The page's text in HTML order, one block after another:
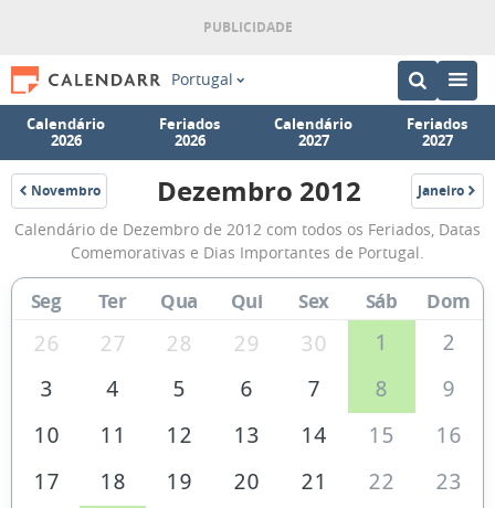
Portugal
Calendário
2026
Feriados
2026
Calendário
2027
Feriados
2027
Novembro
2012
Calendário
de
Dezembro
de
2012
Dezembro 2012 Janeiro
2013
Calendário de Dezembro de 2012 com todos os Feriados, Datas
Comemorativas e Dias Importantes de Portugal.
Seg Ter Qua Qui Sex Sáb Dom
26 27 28 29 30 1
2
3
4 5 6 7 8
9
10
11 12 13 14 15
16
17
18 19 20 21 22
23